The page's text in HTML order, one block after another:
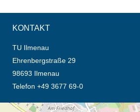
KONTAKT
TU Ilmenau
Ehrenbergstraße 29
98693 Ilmenau
Telefon +49 3677 69-0
Öffnet die Anfahrtsbeschreibung in neuem